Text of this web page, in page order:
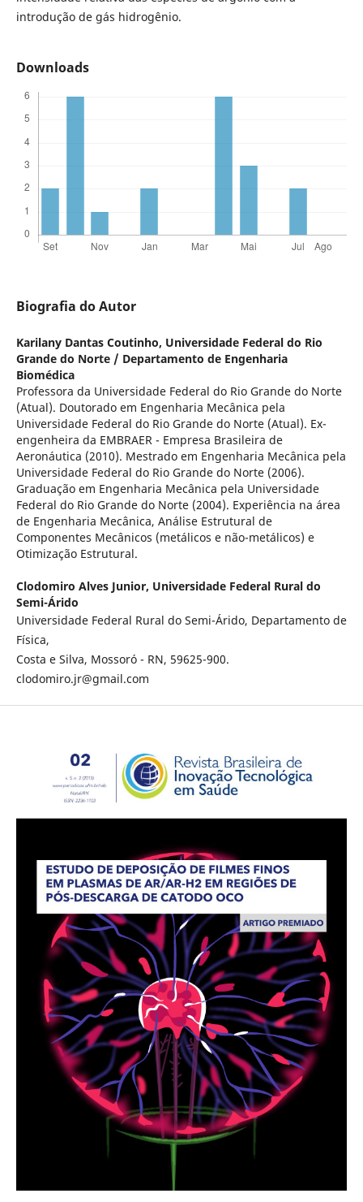
introdução de gás hidrogênio.
Downloads
Biografia do Autor
Karilany Dantas Coutinho, Universidade Federal do Rio
Grande do Norte / Departamento de Engenharia
Biomédica
Professora da Universidade Federal do Rio Grande do Norte
(Atual). Doutorado em Engenharia Mecânica pela
Universidade Federal do Rio Grande do Norte (Atual). Ex-
engenheira da EMBRAER - Empresa Brasileira de
Aeronáutica (2010). Mestrado em Engenharia Mecânica pela
Universidade Federal do Rio Grande do Norte (2006).
Graduação em Engenharia Mecânica pela Universidade
Federal do Rio Grande do Norte (2004). Experiência na área
de Engenharia Mecânica, Análise Estrutural de
Componentes Mecânicos (metálicos e não-metálicos) e
Otimização Estrutural.
Clodomiro Alves Junior, Universidade Federal Rural do
Semi-Árido
Universidade Federal Rural do Semi-Árido, Departamento de
Física,
Costa e Silva, Mossoró - RN, 59625-900.
clodomiro.jr@gmail.com